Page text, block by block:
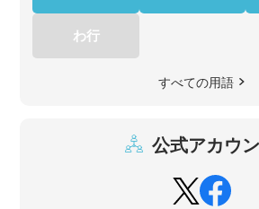
わ行
すべての用語
公式アカウ